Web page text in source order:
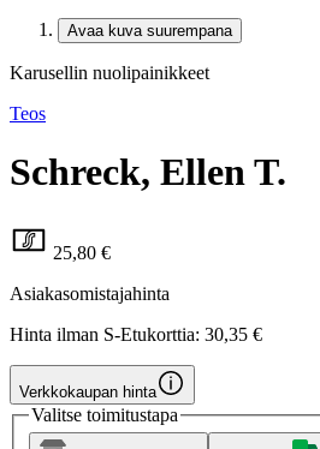
Avaa kuva suurempana
Karusellin nuolipainikkeet
Teos
Schreck, Ellen T.
25,80 €
Asiakasomistajahinta
Hinta ilman S-Etukorttia: 30,35 €
Verkkokaupan hinta
Valitse toimitustapa